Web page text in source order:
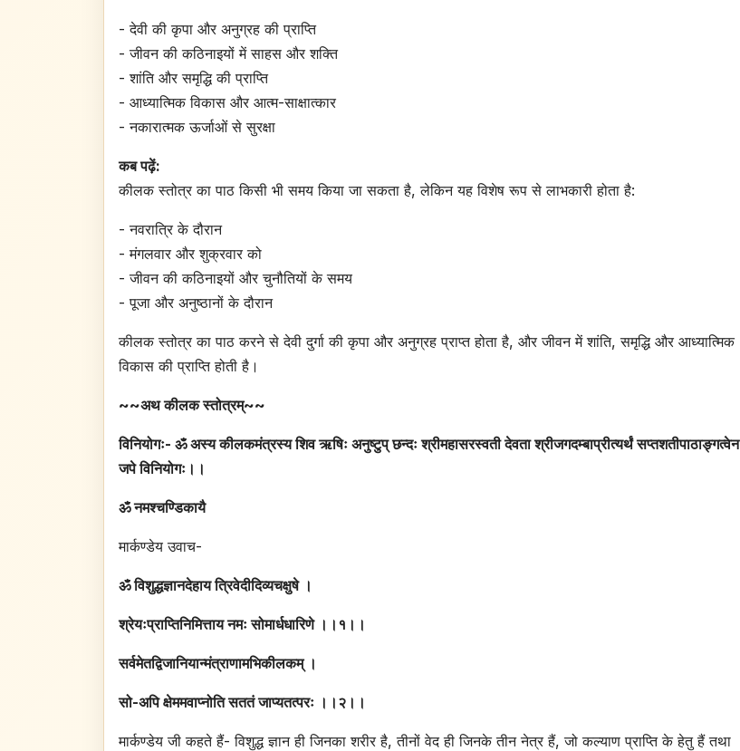
- देवी की कृपा और अनुग्रह की प्राप्ति
- जीवन की कठिनाइयों में साहस और शक्ति
- शांति और समृद्धि की प्राप्ति
- आध्यात्मिक विकास और आत्म-साक्षात्कार
- नकारात्मक ऊर्जाओं से सुरक्षा
कब पढ़ें:
कीलक स्तोत्र का पाठ किसी भी समय किया जा सकता है, लेकिन यह विशेष रूप से लाभकारी होता है:
- नवरात्रि के दौरान
- मंगलवार और शुक्रवार को
- जीवन की कठिनाइयों और चुनौतियों के समय
- पूजा और अनुष्ठानों के दौरान
कीलक स्तोत्र का पाठ करने से देवी दुर्गा की कृपा और अनुग्रह प्राप्त होता है, और जीवन में शांति, समृद्धि और आध्यात्मिक
विकास की प्राप्ति होती है।
~~अथ कीलक स्तोत्रम्~~
विनियोगः- ॐ अस्य कीलकमंत्रस्य शिव ऋषिः अनुष्टुप् छन्दः श्रीमहासरस्वती देवता श्रीजगदम्बाप्रीत्यर्थं सप्तशतीपाठाङ्गत्वेन
जपे विनियोगः।।
ॐ नमश्चण्डिकायै
मार्कण्डेय उवाच-
ॐ विशुद्धज्ञानदेहाय त्रिवेदीदिव्यचक्षुषे ।
श्रेयःप्राप्तिनिमित्ताय नमः सोमार्धधारिणे ।।१।।
सर्वमेतद्विजानियान्मंत्राणामभिकीलकम् ।
सो-अपि क्षेममवाप्नोति सततं जाप्यतत्परः ।।२।।
मार्कण्डेय जी कहते हैं- विशुद्ध ज्ञान ही जिनका शरीर है, तीनों वेद ही जिनके तीन नेत्र हैं, जो कल्याण प्राप्ति के हेतु हैं तथा